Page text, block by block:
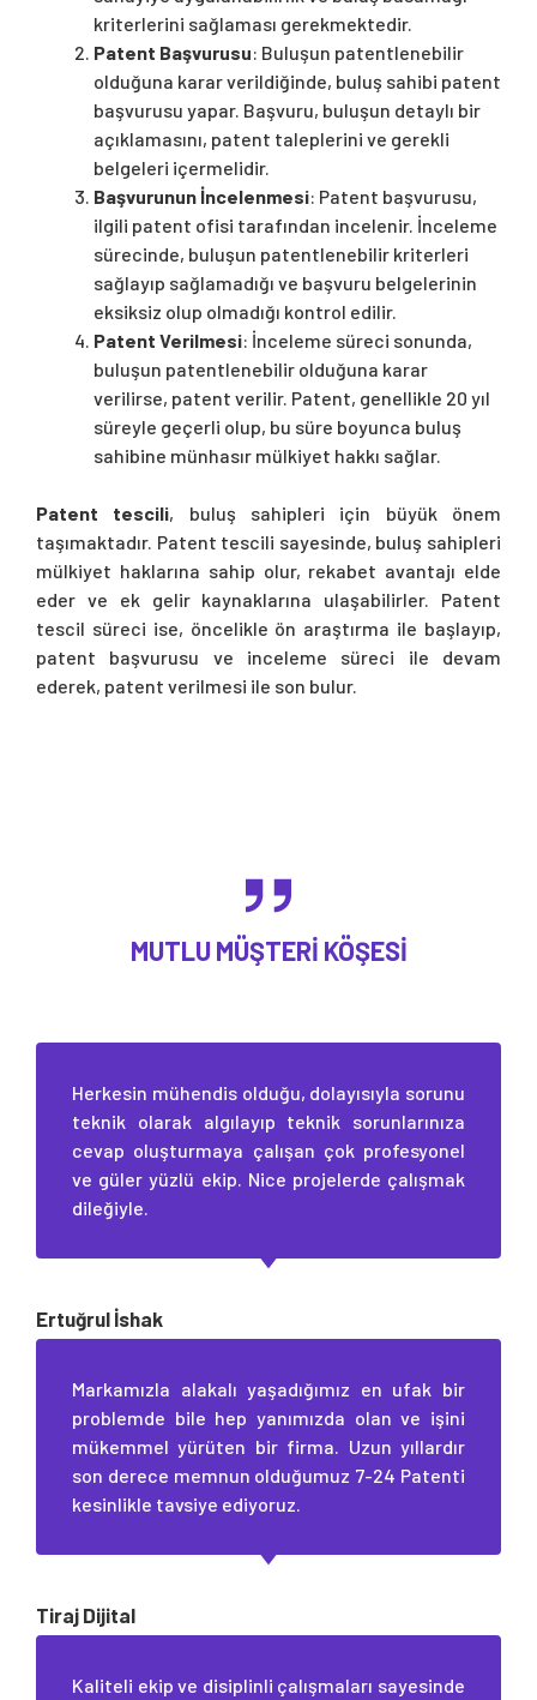
kriterlerini sağlaması gerekmektedir.
Patent Başvurusu: Buluşun patentlenebilir
olduğuna karar verildiğinde, buluş sahibi patent
başvurusu yapar. Başvuru, buluşun detaylı bir
açıklamasını, patent taleplerini ve gerekli
belgeleri içermelidir.
Başvurunun İncelenmesi: Patent başvurusu,
ilgili patent ofisi tarafından incelenir. İnceleme
sürecinde, buluşun patentlenebilir kriterleri
sağlayıp sağlamadığı ve başvuru belgelerinin
eksiksiz olup olmadığı kontrol edilir.
Patent Verilmesi: İnceleme süreci sonunda,
buluşun patentlenebilir olduğuna karar
verilirse, patent verilir. Patent, genellikle 20 yıl
süreyle geçerli olup, bu süre boyunca buluş
sahibine münhasır mülkiyet hakkı sağlar.
Patent tescili, buluş sahipleri için büyük önem
taşımaktadır. Patent tescili sayesinde, buluş sahipleri
mülkiyet haklarına sahip olur, rekabet avantajı elde
eder ve ek gelir kaynaklarına ulaşabilirler. Patent
tescil süreci ise, öncelikle ön araştırma ile başlayıp,
patent başvurusu ve inceleme süreci ile devam
ederek, patent verilmesi ile son bulur.
MUTLU MÜŞTERI KÖŞESI
Herkesin mühendis olduğu, dolayısıyla sorunu
teknik olarak algılayıp teknik sorunlarınıza
cevap oluşturmaya çalışan çok profesyonel
ve güler yüzlü ekip. Nice projelerde çalışmak
dileğiyle.
Ertuğrul İshak
Markamızla alakalı yaşadığımız en ufak bir
problemde bile hep yanımızda olan ve işini
mükemmel yürüten bir firma. Uzun yıllardır
son derece memnun olduğumuz 7-24 Patenti
kesinlikle tavsiye ediyoruz.
Tiraj Dijital
Kaliteli ekip ve disiplinli çalışmaları sayesinde